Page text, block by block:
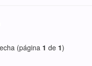
(página 1 de 1)